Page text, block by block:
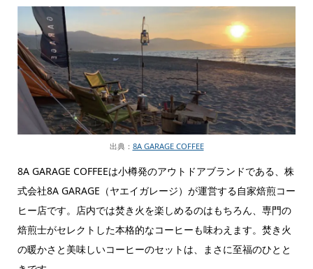
出典： 8A GARAGE COFFEE
8A GARAGE COFFEEは小樽発のアウトドアブランドである、株
式会社8A GARAGE（ヤエイガレージ）が運営する自家焙煎コー
ヒー店です。店内では焚き火を楽しめるのはもちろん、専門の
焙煎士がセレクトした本格的なコーヒーも味わえます。焚き火
の暖かさと美味しいコーヒーのセットは、まさに至福のひとと